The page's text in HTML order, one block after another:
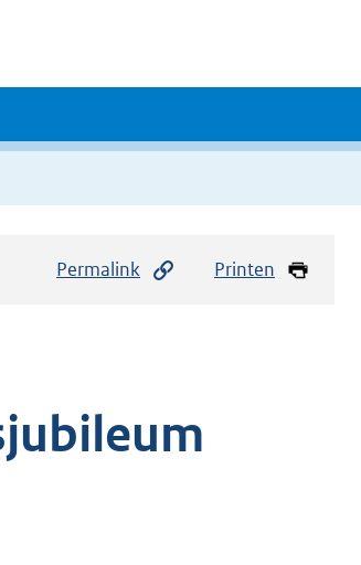
Permalink Printen